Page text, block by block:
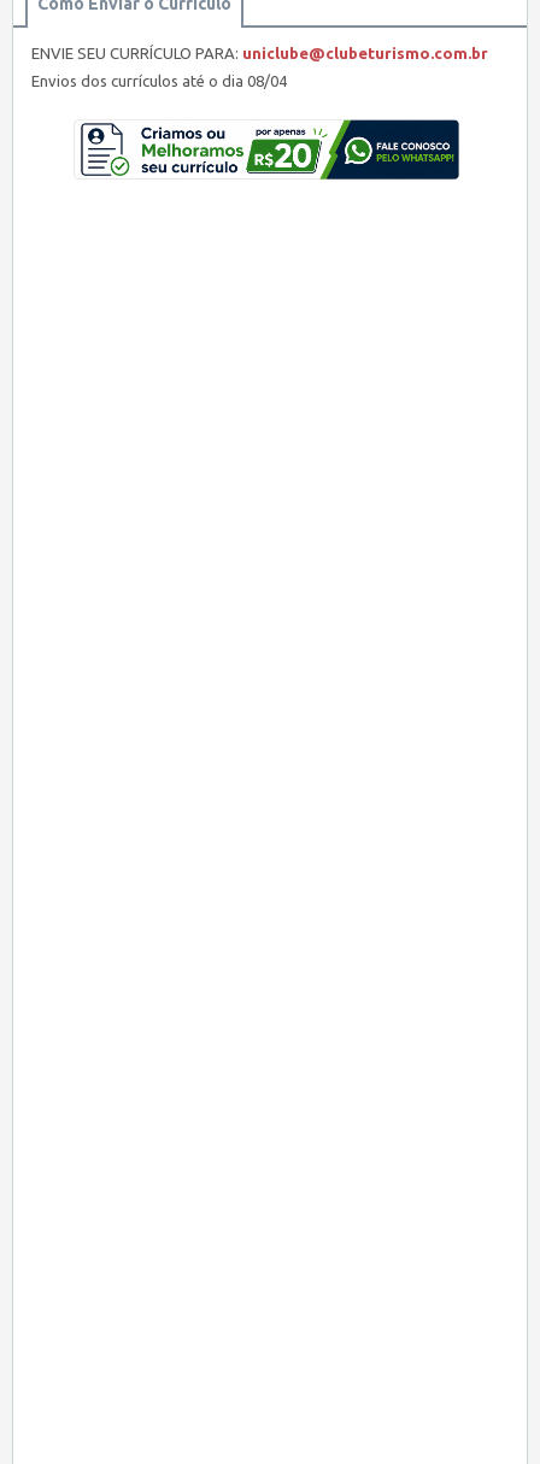
ENVIE SEU CURRÍCULO PARA: uniclube@clubeturismo.com.br
Envios dos currículos até o dia 08/04